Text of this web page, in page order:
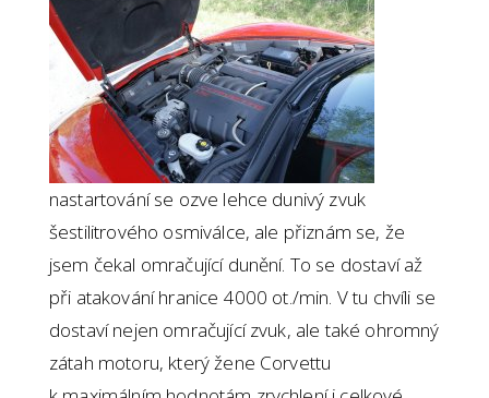
nastartování se ozve lehce dunivý zvuk
šestilitrového osmiválce, ale přiznám se, že
jsem čekal omračující dunění. To se dostaví až
při atakování hranice 4000 ot./min. V tu chvíli se
dostaví nejen omračující zvuk, ale také ohromný
zátah motoru, který žene Corvettu